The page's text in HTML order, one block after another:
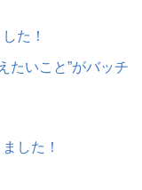
た！
いこと”がバッチ
した！